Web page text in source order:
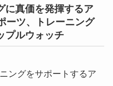
に真価を発揮するア
ーツ、トレーニング
プルウォッチ
ングをサポートするア